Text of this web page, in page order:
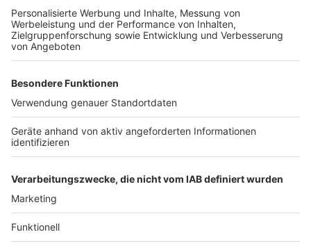
Kitchen Club by Nelson Müller ist etwas für alle
Gourmets und Gourmüsen. Für alle von euch, die
wissen, dass Kardamom ein Gewürz ist und kein
Ersatzteil fürs Auto. Das ist "Foodtainment" der
Extraklasse. Feinste Küche, die man überall genießen
oder wie Nelson es sagt: "Macht nix, wenn's
schmeckt!"
Nelson Müller live erleben? Hier gibt esInfos zu den
Anzeige